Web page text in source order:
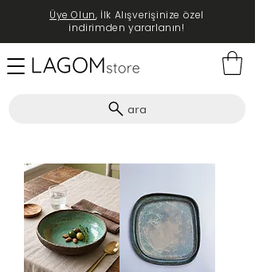
ara
Üye Olun, İlk Alışverişinize özel
indirimden yararlanın!